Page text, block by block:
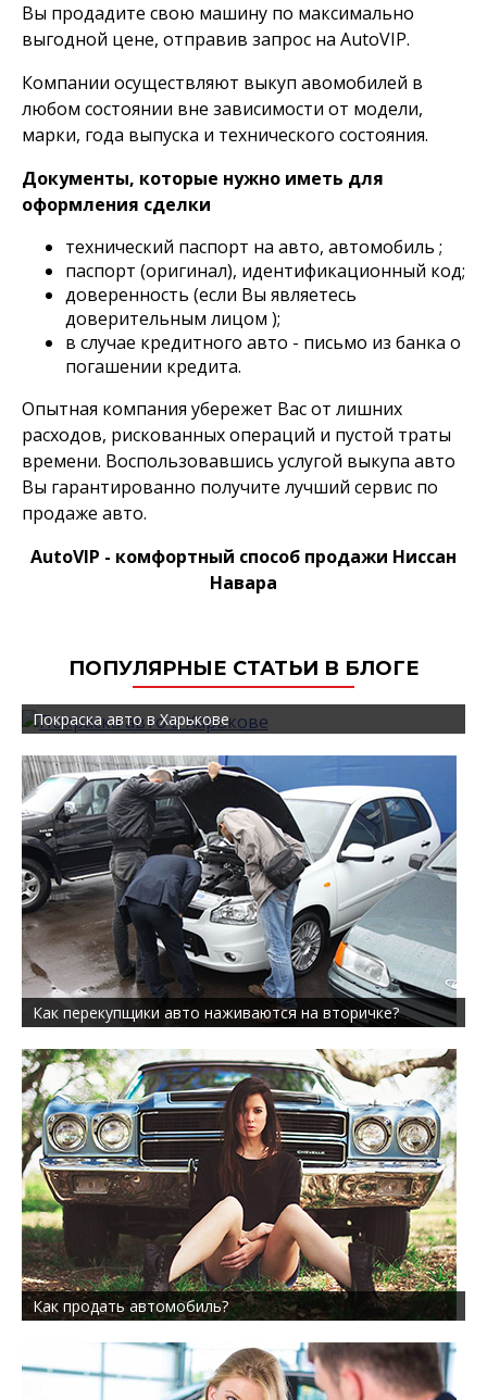
Вы продадите свою машину по максимально
выгодной цене, отправив запрос на AutoVIP.
Компании осуществляют выкуп авомобилей в
любом состоянии вне зависимости от модели,
марки, года выпуска и технического состояния.
Документы, которые нужно иметь для
оформления сделки
технический паспорт на авто, автомобиль ;
паспорт (оригинал), идентификационный код;
доверенность (если Вы являетесь
доверительным лицом );
в случае кредитного авто - письмо из банка о
погашении кредита.
Опытная компания убережет Вас от лишних
расходов, рискованных операций и пустой траты
времени. Воспользовавшись услугой выкупа авто
Вы гарантированно получите лучший сервис по
продаже авто.
AutoVIP - комфортный способ продажи Ниссан
Навара
ПОПУЛЯРНЫЕ СТАТЬИ В БЛОГЕ
Покраска авто в Харькове
Как перекупщики авто наживаются на вторичке?
Как продать автомобиль?